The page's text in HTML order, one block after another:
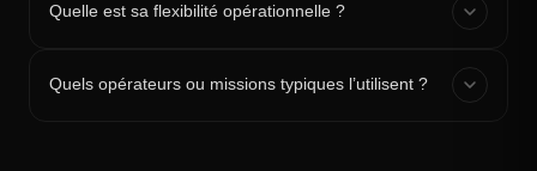
Quelle est sa flexibilité opérationnelle ?
Quels opérateurs ou missions typiques l’utilisent ?